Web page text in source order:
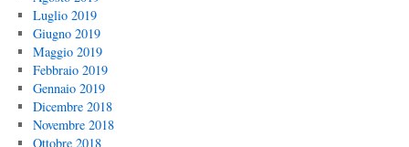
Luglio 2019
Giugno 2019
Maggio 2019
Febbraio 2019
Gennaio 2019
Dicembre 2018
Novembre 2018
Ottobre 2018